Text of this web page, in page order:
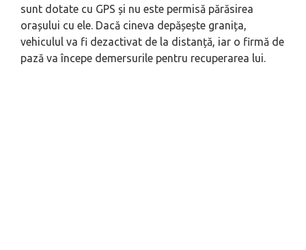
sunt dotate cu GPS și nu este permisă părăsirea
orașului cu ele. Dacă cineva depășește granița,
vehiculul va fi dezactivat de la distanță, iar o firmă de
pază va începe demersurile pentru recuperarea lui.